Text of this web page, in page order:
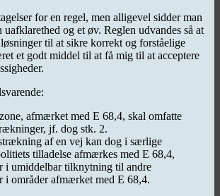
for en regel, men alligevel sidder man
uafklarethed og et øv. Reglen udvandes så at
til at sikre korrekt og forståelige
et godt middel til at få mig til at acceptere
afmærket med E 68,4, skal omfatte
jf. dog stk. 2.
af en vej kan dog i særlige
tilladelse afmærkes med E 68,4,
i umiddelbar tilknytning til andre
i områder afmærket med E 68,4.